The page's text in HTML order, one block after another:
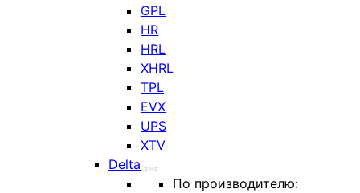
GPL
HR
HRL
XHRL
TPL
EVX
UPS
XTV
Delta
По производителю: